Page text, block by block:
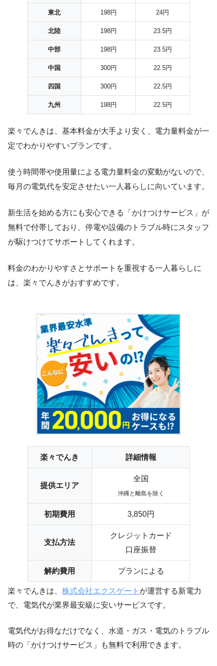
東北 198円 24円
北陸 198円 23.5円
中部 198円 23.5円
中国 300円 22.5円
四国 300円 22.5円
九州 198円 22.5円
楽々でんきは、基本料金が大手より安く、電力量料金が一
定でわかりやすいプランです。
使う時間帯や使用量による電力量料金の変動がないので、
毎月の電気代を安定させたい一人暮らしに向いています。
新生活を始める方にも安心できる「かけつけサービス」が
無料で付帯しており、停電や設備のトラブル時にスタッフ
が駆けつけてサポートしてくれます。
料金のわかりやすさとサポートを重視する一人暮らしに
は、楽々でんきがおすすめです。
楽々でんき 詳細情報
提供エリア
全国
沖縄と離島を除く
初期費用 3,850円
支払方法
クレジットカード
口座振替
解約費用 プランによる
楽々でんきは、 株式会社エクスゲート が運営する新電力
で、電気代が業界最安級に安いサービスです。
電気代がお得なだけでなく、水道・ガス・電気のトラブル
時の「かけつけサービス」も無料で利用できます。